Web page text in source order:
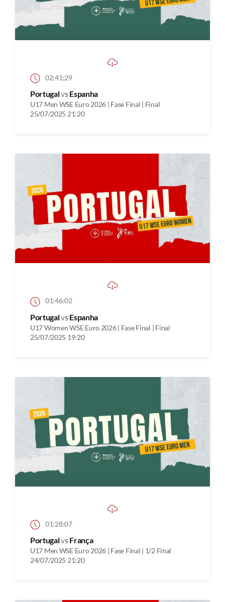
02:41:29
Portugalvs Espanha
U17 Men WSE Euro 2026 | Fase Final | Final
25/07/2025 21:20
01:46:02
Portugalvs Espanha
U17 Women WSE Euro 2026 | Fase Final | Final
25/07/2025 19:20
01:28:07
Portugalvs França
U17 Men WSE Euro 2026 | Fase Final | 1/2 Final
24/07/2025 21:20